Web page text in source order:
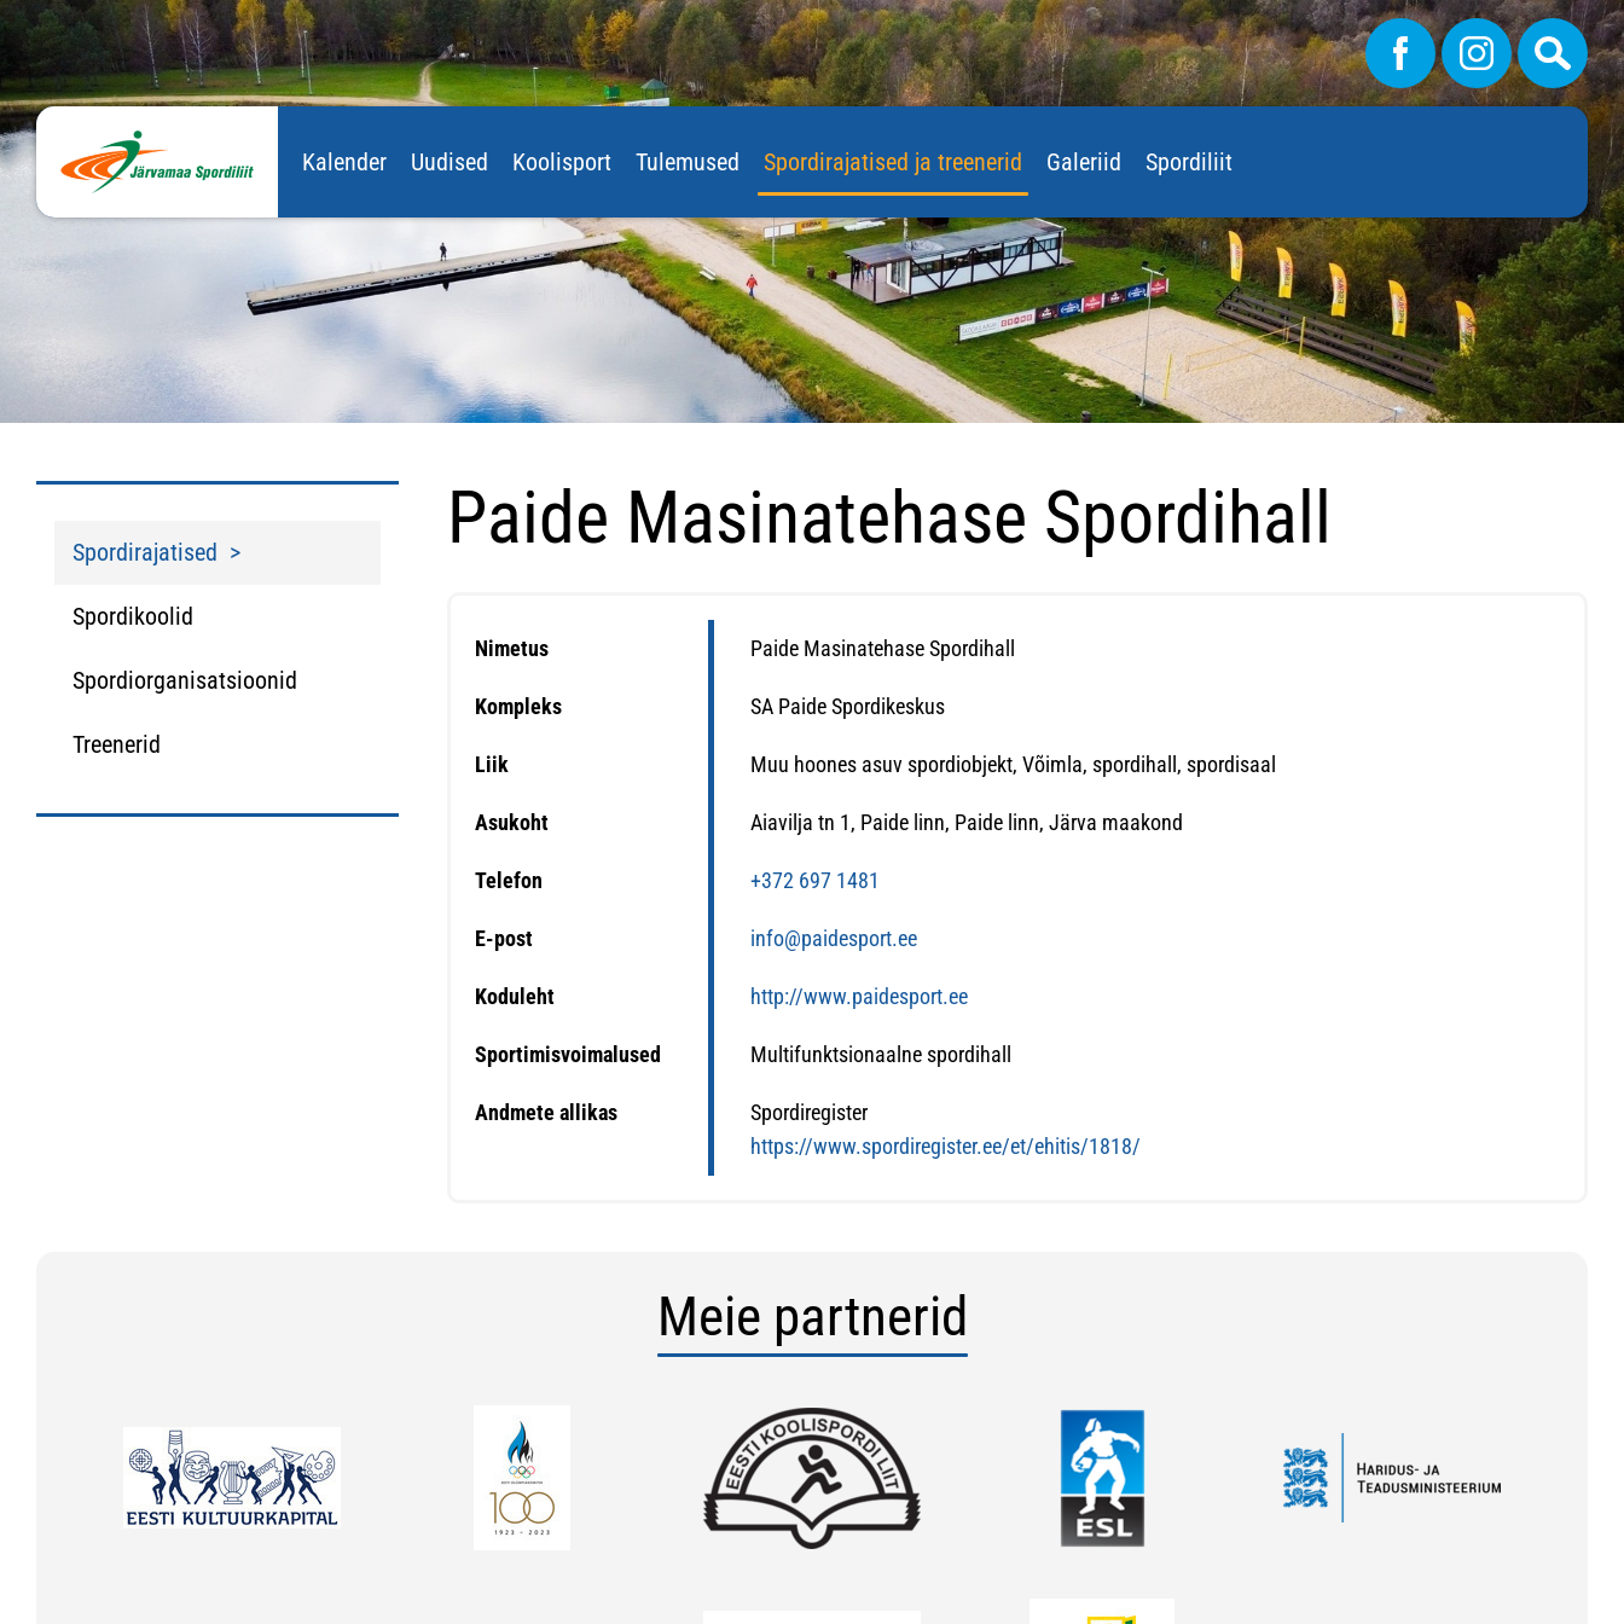
Kalender Uudised Koolisport Tulemused Spordirajatised ja treenerid Galeriid Spordiliit
Spordirajatised
Spordikoolid
Spordiorganisatsioonid
Treenerid
Paide Masinatehase Spordihall
Nimetus Paide Masinatehase Spordihall
Kompleks SA Paide Spordikeskus
Liik Muu hoones asuv spordiobjekt, Võimla, spordihall, spordisaal
Asukoht Aiavilja tn 1, Paide linn, Paide linn, Järva maakond
Telefon +372 697 1481
E-post info@paidesport.ee
Koduleht http://www.paidesport.ee
Sportimisvoimalused Multifunktsionaalne spordihall
Andmete allikas
Spordiregister
https://www.spordiregister.ee/et/ehitis/1818/
Meie partnerid